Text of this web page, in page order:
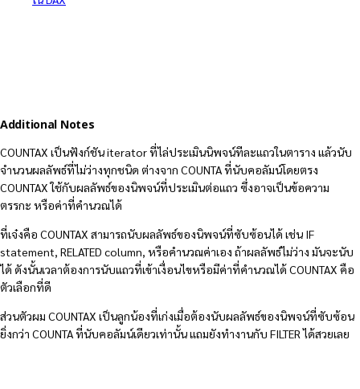
Additional Notes
COUNTAX เป็นฟังก์ชัน iterator ที่ไล่ประเมินนิพจน์ทีละแถวในตาราง แล้วนับ
จำนวนผลลัพธ์ที่ไม่ว่างทุกชนิด ต่างจาก COUNTA ที่นับคอลัมน์โดยตรง
COUNTAX ใช้กับผลลัพธ์ของนิพจน์ที่ประเมินต่อแถว ซึ่งอาจเป็นข้อความ
ตรรกะ หรือค่าที่คำนวณได้
ที่เจ๋งคือ COUNTAX สามารถนับผลลัพธ์ของนิพจน์ที่ซับซ้อนได้ เช่น IF
statement, RELATED column, หรือคำนวณค่าเอง ถ้าผลลัพธ์ไม่ว่าง มันจะนับ
ได้ ดังนั้นเวลาต้องการนับแถวที่เข้าเงื่อนไขหรือมีค่าที่คำนวณได้ COUNTAX คือ
ตัวเลือกที่ดี
ส่วนตัวผม COUNTAX เป็นลูกน้องที่เก่งเมื่อต้องนับผลลัพธ์ของนิพจน์ที่ซับซ้อน
ยิ่งกว่า COUNTA ที่นับคอลัมน์เดียวเท่านั้น แถมยังทำงานกับ FILTER ได้สวยเลย